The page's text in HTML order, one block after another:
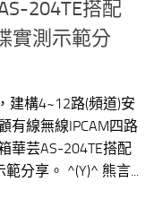
204TE搭配
實測示範分
建構4~12路(頻道)安
有線無線IPCAM四路
華芸AS-204TE搭配
分享。 ^(Y)^ 熊言...